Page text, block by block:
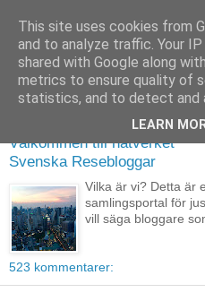
Välkommen till nätverket
Svenska Resebloggar
Vilka är vi? Detta är
samlingsportal för
vill säga bloggare
523 kommentarer:
This site uses cookies from
and to analyze traffic. Your
shared with Google along
metrics to ensure quality of
statistics, and to detect and
LEARN